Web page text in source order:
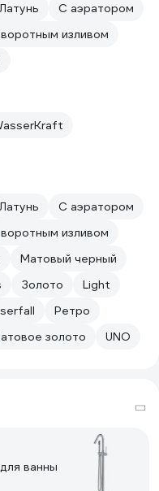
Латунь
С аэратором
изливом
Латунь
С аэратором
изливом
Матовый черный
Золото
Light
Ретро
золото UNO
ванны